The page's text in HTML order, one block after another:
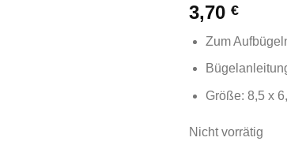
3,70 €
Zum
Größe: 8,5 x
Nicht vorrätig